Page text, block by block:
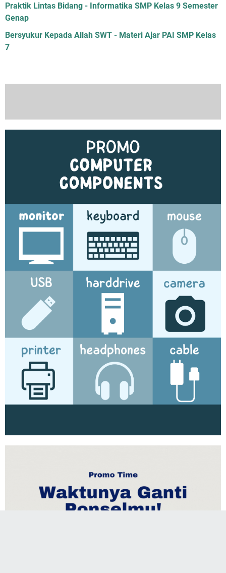
Praktik Lintas Bidang - Informatika SMP Kelas 9 Semester
Genap
Bersyukur Kepada Allah SWT - Materi Ajar PAI SMP Kelas
7